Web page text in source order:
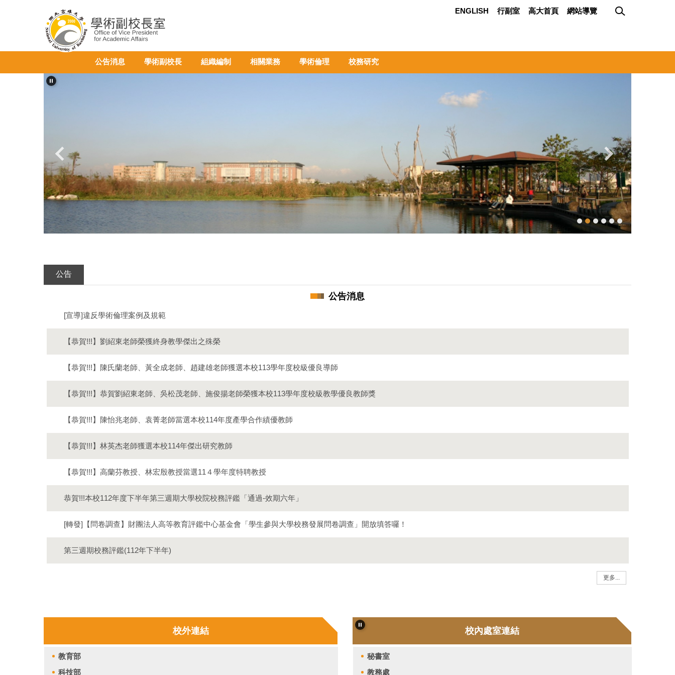
內
區
公告消息 學術副校長 組織編制 相關業務 學術倫理 校務研究
ENGLISH 行副室 高大首頁 網站導覽
公告
公告消息
[宣導]違反學術倫理案例及規範
【恭賀!!!】劉紹東老師榮獲終身教學傑出之殊榮
【恭賀!!!】陳氏蘭老師、黃全成老師、趙建雄老師獲選本校113學年度校級優良導師
【恭賀!!!】恭賀劉紹東老師、吳松茂老師、施俊揚老師榮獲本校113學年度校級教學優良教師獎
【恭賀!!!】陳怡兆老師、袁菁老師當選本校114年度產學合作績優教師
【恭賀!!!】林英杰老師獲選本校114年傑出研究教師
【恭賀!!!】高蘭芬教授、林宏殷教授當選11４學年度特聘教授
恭賀!!!本校112年度下半年第三週期大學校院校務評鑑「通過-效期六年」
[轉發]【問卷調查】財團法人高等教育評鑑中心基金會「學生參與大學校務發展問卷調查」開放填答囉！
第三週期校務評鑑(112年下半年)
更多...
校外連結
教育部
科技部
校內處室連結
秘書室
教務處